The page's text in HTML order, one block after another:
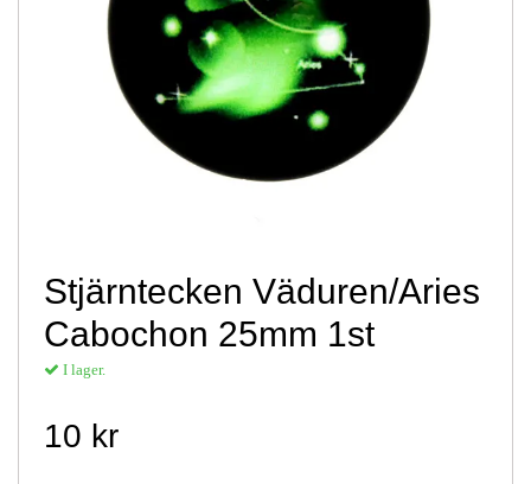
Stjärntecken Väduren/Aries
Cabochon 25mm 1st
I lager.
10 kr